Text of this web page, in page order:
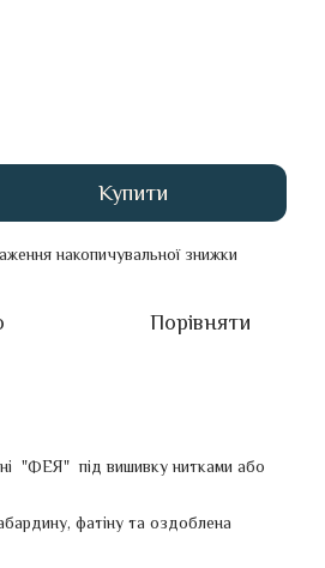
Купити
накопичувальної знижки
Порівняти
"ФЕЯ" під вишивку нитками або
фатіну та оздоблена